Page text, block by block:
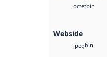
octetbin
Webside
jpegbin